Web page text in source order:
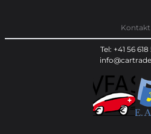
Kontakt
Tel: +41 56